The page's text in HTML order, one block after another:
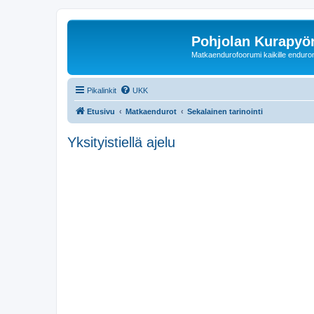
Pohjolan
Matkaendurofoorumi kaikille
Pikalinkit UKK
Etusivu Matkaendurot Sekalainen tarinointi
Yksityistiellä ajelu